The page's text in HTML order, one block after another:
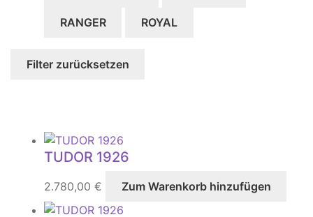
RANGER ROYAL
Filter zurücksetzen
TUDOR 1926
2.780,00 € Zum Warenkorb hinzufügen